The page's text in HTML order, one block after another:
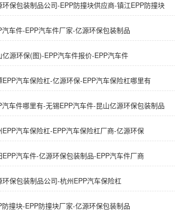
环保包装制品公司-EPP防撞块供应商-镇江EPP防撞块
汽车件-EPP汽车件厂家-亿源环保包装制品
亿源环保(图)-EPP汽车件报价-EPP汽车件
EPP汽车保险杠-亿源环保-EPP汽车保险杠哪里有
汽车件哪里有-无锡EPP汽车件-昆山亿源环保包装制品
EPP汽车保险杠-EPP汽车保险杠厂商-亿源环保
EPP汽车件-亿源环保包装制品-EPP汽车件厂商
环保包装制品公司-杭州EPP汽车保险杠
防撞块-EPP防撞块厂家-亿源环保包装制品